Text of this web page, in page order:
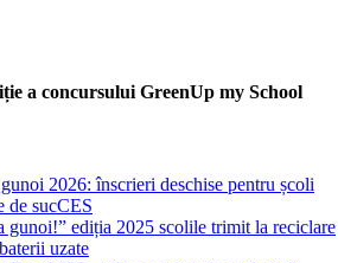
a concursului GreenUp my School
2026: înscrieri deschise pentru școli
de sucCES
gunoi!” ediția 2025 scolile trimit la reciclare
uzate